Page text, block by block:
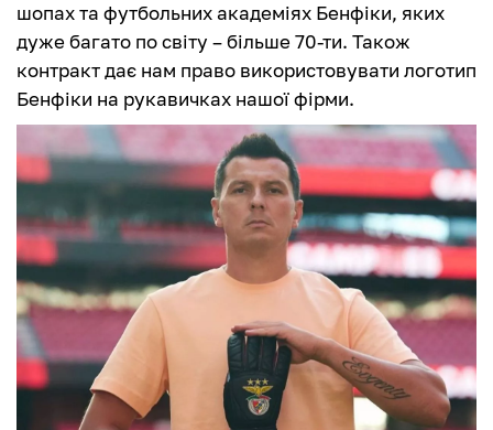
шопах та футбольних академіях Бенфіки, яких
дуже багато по світу – більше 70-ти. Також
контракт дає нам право використовувати логотип
Бенфіки на рукавичках нашої фірми.